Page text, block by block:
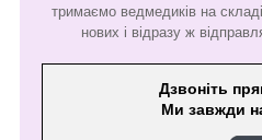
тримаємо ведмедиків на
нових і відразу ж
Дзвоніть
Ми завжди